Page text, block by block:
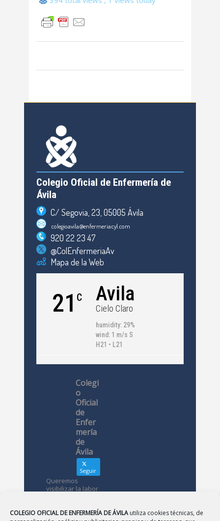
COLEGIO OFICIAL DE ENFERMERÍA DE ÁVILA utiliza cookies técnicas, de
Colegio Oficial de Enfermería de
Ávila
C/ Segovia, 23, 05005 Ávila
colegioavila@enfermeriacyl.com
920 22 23 47
@ColEnfermeriaAv
Mapa de la Web
21 C Avila
Cielo Claro
humidity: 29%
wind: 1 m/s S
H21 • L21
Colegi
o
Oficial
de
Enfer
mería
de
Ávila
Seguir
Queremos
visibilizar la labor
conoces?